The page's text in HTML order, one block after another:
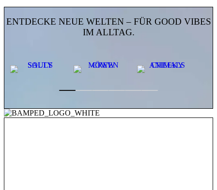
ENTDECKE NEUE WELTEN – FÜR GOOD VIBES
IM ALLTAG.